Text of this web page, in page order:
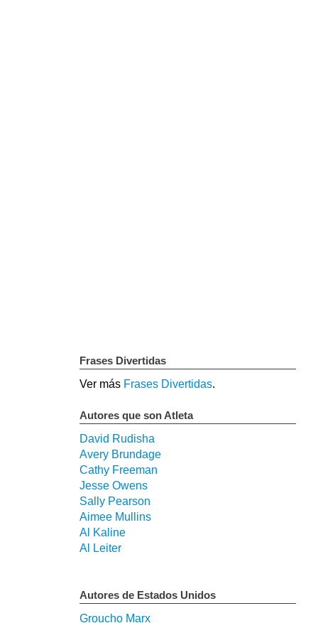
Frases Divertidas
Ver más Frases Divertidas.
Autores que son Atleta
David Rudisha
Avery Brundage
Cathy Freeman
Jesse Owens
Sally Pearson
Aimee Mullins
Al Kaline
Al Leiter
Autores de Estados Unidos
Groucho Marx